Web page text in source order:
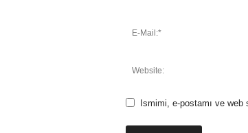
Ismimi, e-postamı ve